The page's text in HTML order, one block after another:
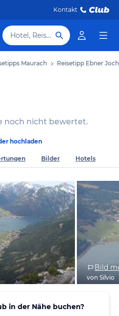
Kontakt
Hotel, Reiseziel
Maurach Reisetipp Ebner Joch
noch nicht bewertet.
hochladen
Bilder Hotels
Bild
von Silvio
in der Nähe buchen?